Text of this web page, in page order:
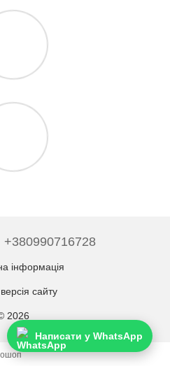
Написати у WhatsApp
+380990716728
інформація
сайту
2026